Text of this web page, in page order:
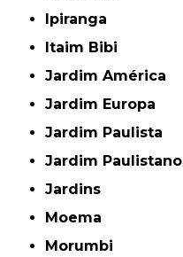
Ipiranga
Itaim Bibi
Jardim América
Jardim Europa
Jardim Paulista
Jardim Paulistano
Jardins
Moema
Morumbi